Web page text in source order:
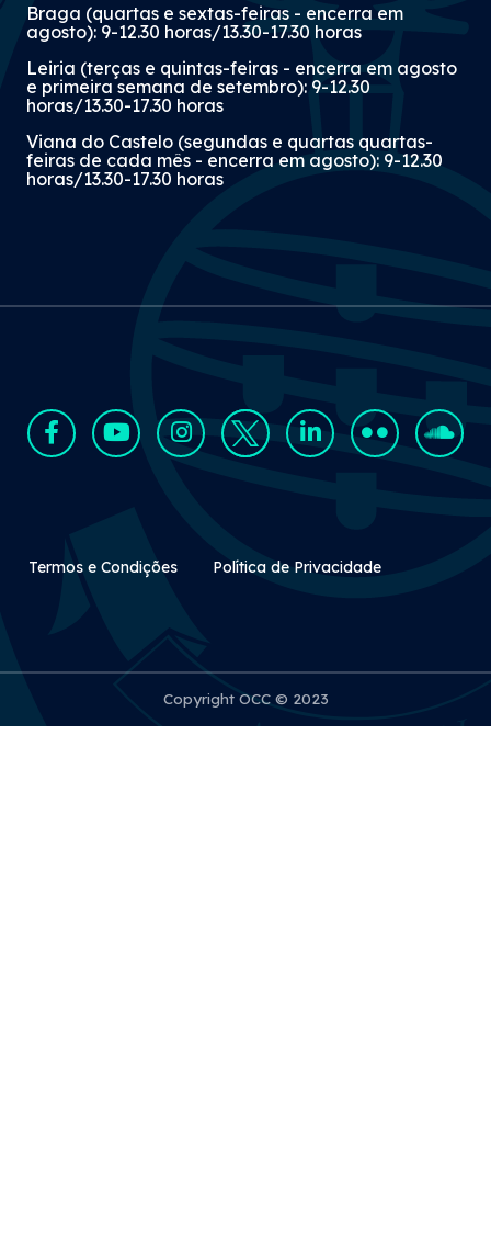
Braga (quartas e sextas-feiras - encerra em
agosto): 9-12.30 horas/13.30-17.30 horas
Leiria (terças e quintas-feiras - encerra em agosto
e primeira semana de setembro): 9-12.30
horas/13.30-17.30 horas
Viana do Castelo (segundas e quartas quartas-
feiras de cada mês - encerra em agosto): 9-12.30
horas/13.30-17.30 horas
Rodapé Secundário
Termos e Condições Política de Privacidade
Copyright OCC © 2023